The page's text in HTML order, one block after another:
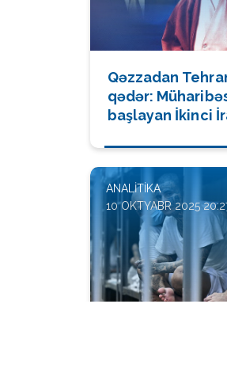
Qəzzadan
qədər:
başlayan İkinci
ANALITIKA
10 OKTYABR 2025